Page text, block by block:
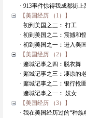
· 913事件惊得我成都街上
【美国经历 （1）】
· 初到美国之三： 打工
· 初到美国之二：震撼和
· 初到美国之一：进入美国
【美国经历 （2）】
· 赌城记事之四：脱衣舞
· 赌城记事之三：凄凉的
· 赌城记事之二：银行抢匪
· 赌城记事之一： 妓女
【美国经历 （3）】
· 我在美国经历过的“种族